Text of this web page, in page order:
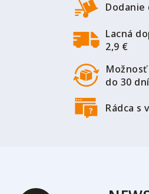
Dodanie
Lacná
2,9 €
do 30 dní
Rádca s